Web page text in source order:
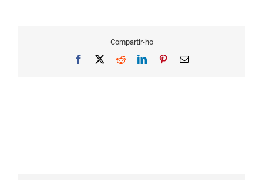
Compartir-ho
Facebook RedditLinkedInPinterestEmail